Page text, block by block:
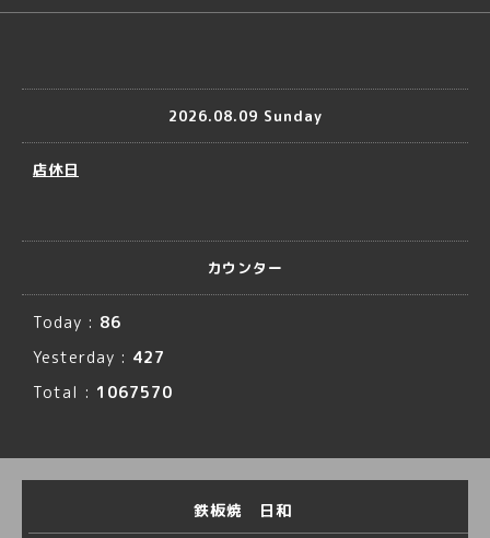
2026.08.09 Sunday
店休日
カウンター
Today : 86
Yesterday : 427
Total : 1067570
鉄板焼 日和